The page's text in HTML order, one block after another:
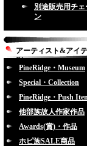
別途販売用チェ
ン
アーティスト&アイ
別
PineRidge・Museum
Special・Collection
PineRidge・Push
他部族故人作家作品
Awards(賞)・作品
ホピ族SALE商品